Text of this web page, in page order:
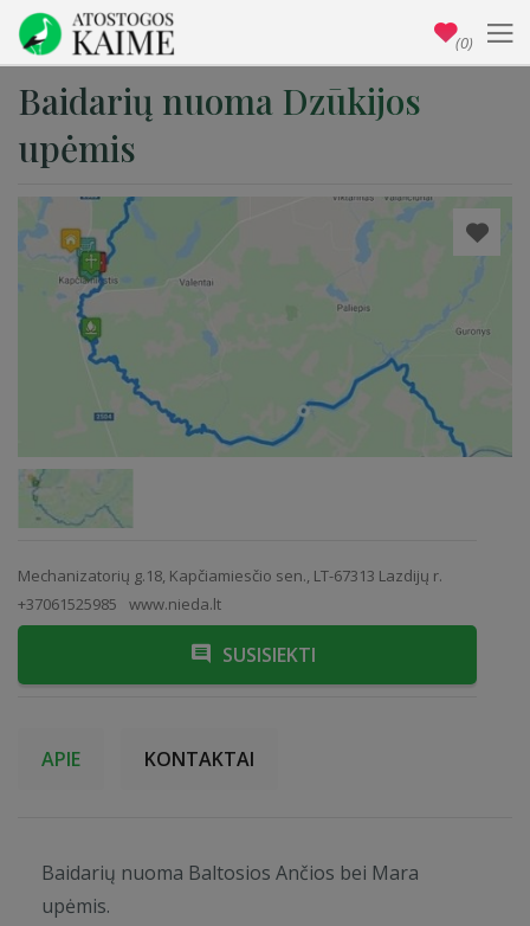
Baidarių nuoma Dzūkijos
upėmis
Mechanizatorių g.18, Kapčiamiesčio sen., LT-67313 Lazdijų r.
+37061525985
www.nieda.lt
SUSISIEKTI
APIE KONTAKTAI
Baidarių nuoma Baltosios Ančios bei Mara
upėmis.
(0)